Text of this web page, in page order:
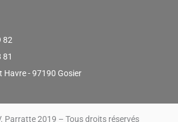
82
81
Havre - 97190 Gosier
Parratte 2019 – Tous droits réservés